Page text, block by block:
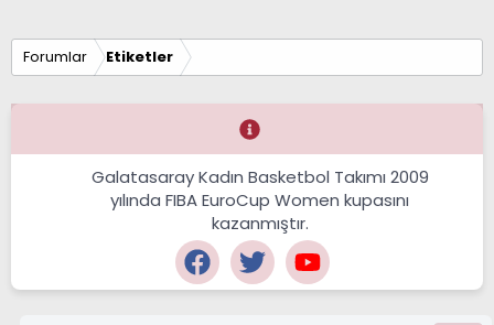
Forumlar Etiketler
Galatasaray Kadın Basketbol Takımı 2009
yılında FIBA EuroCup Women kupasını
kazanmıştır.